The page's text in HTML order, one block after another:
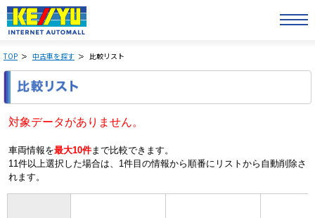
TOP 中古車を探す 比較リスト
対象データがありません。
車両情報を最大10件まで比較できます。
11件以上選択した場合は、1件目の情報から順番にリストから自動削除さ
れます。